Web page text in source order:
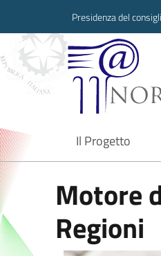
Presidenza del
Il Progetto
current
Motore
Regioni